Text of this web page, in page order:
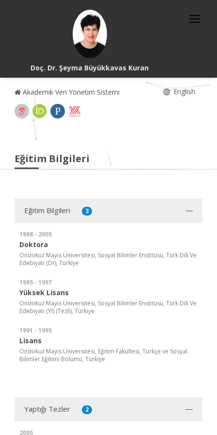
Doç. Dr. Şeyma Büyükkavas Kuran
Akademik Veri Yönetim Sistemi English
Eğitim Bilgileri
Eğitim Bilgileri 3
1998 - 2005
Doktora
Ondokuz Mayıs Üniversitesi, Sosyal Bilimler Enstitüsü, Türk Dili Ve
Edebiyatı (Dr), Türkiye
1995 - 1997
Yüksek Lisans
Ondokuz Mayıs Üniversitesi, Sosyal Bilimler Enstitüsü, Türk Dili Ve
Edebiyatı (Yl) (Tezli), Türkiye
1991 - 1995
Lisans
Ondokuz Mayıs Üniversitesi, Eğitim Fakültesi, Türkçe ve Sosyal
Bilimler Eğitimi Bölümü, Türkiye
Yaptığı Tezler 2
2005